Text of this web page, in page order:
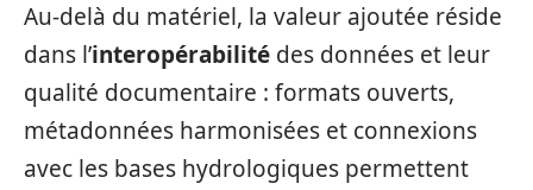
Au-delà du matériel, la valeur ajoutée réside
dans l’interopérabilité des données et leur
qualité documentaire : formats ouverts,
métadonnées harmonisées et connexions
avec les bases hydrologiques permettent